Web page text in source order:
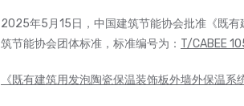
2025年5月15日，中国建筑节能协会批准《既
筑节能协会团体标准，标准编号为： T/CABEE
《既有建筑用发泡陶瓷保温装饰板外墙外保温系